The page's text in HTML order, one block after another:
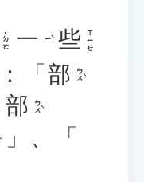
˙ㄉㄜ 一 ㄧˋ 些 ㄒㄧㄝ
：「 部 ㄅㄨˋ
部 ㄅㄨˋ
」、「